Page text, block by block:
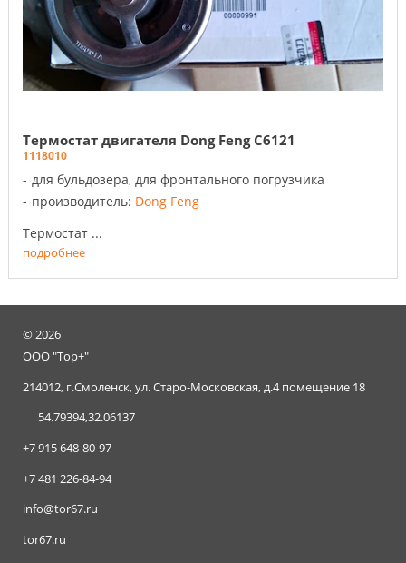
Термостат двигателя Dong Feng C6121
1118010
для бульдозера, для фронтального погрузчика
производитель: Dong Feng
Термостат ...
подробнее
©2026
ООО "Тор+"
214012, г.Смоленск, ул. Старо-Московская, д.4 помещение 18
54.79394,32.06137
+7 915 648-80-97
+7 481 226-84-94
info@tor67.ru
tor67.ru